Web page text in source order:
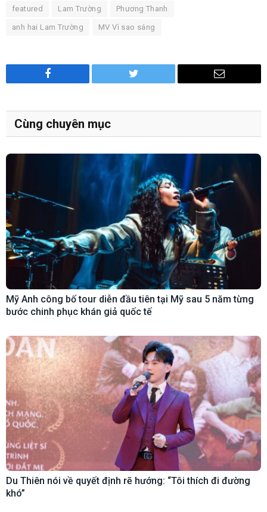
featured Lam Trường Phương Thanh
anh hai Lam Trường MV Vì sao sáng
Facebook Twitter Email
Cùng chuyên mục
Mỹ Anh công bố tour diễn đầu tiên tại Mỹ sau 5 năm từng
bước chinh phục khán giả quốc tế
Du Thiên nói về quyết định rẽ hướng: “Tôi thích đi đường
khó”